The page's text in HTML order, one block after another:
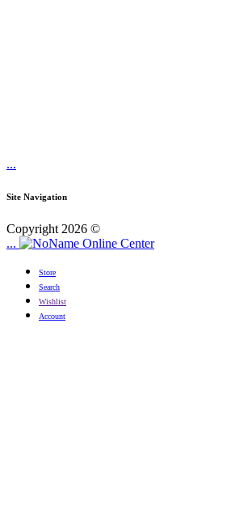
...
Site Navigation
Copyright 2026 ©
...
Online Center
Store
Search
Wishlist
Account